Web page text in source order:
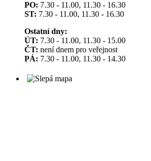
PO: 7.30 - 11.00, 11.30 - 16.30
ST: 7.30 - 11.00, 11.30 - 16.30
Ostatní dny:
ÚT: 7.30 - 11.00, 11.30 - 15.00
ČT: není dnem pro veřejnost
PÁ: 7.30 - 11.00, 11.30 - 14.30